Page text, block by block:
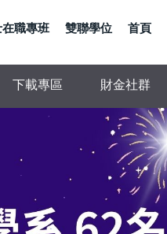
職專班 雙聯學位 首頁
下載專區 財金社群